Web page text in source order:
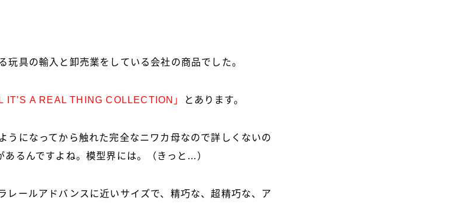
玩具の輸入と卸売業をしている会社の商品でした。
IT’S A REAL THING COLLECTION」 とあります。
うになってから触れた完全なニワカ母なので詳しくないの
るんですよね。模型界には。（きっと…）
レールアドバンスに近いサイズで、精巧な、超精巧な、ア